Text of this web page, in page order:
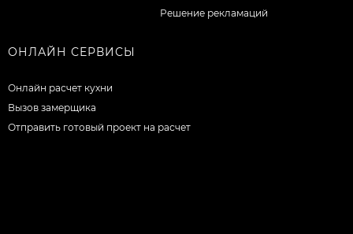
Решение рекламаций
ОНЛАЙН СЕРВИСЫ
Онлайн расчет кухни
Вызов замерщика
Отправить готовый проект на расчет